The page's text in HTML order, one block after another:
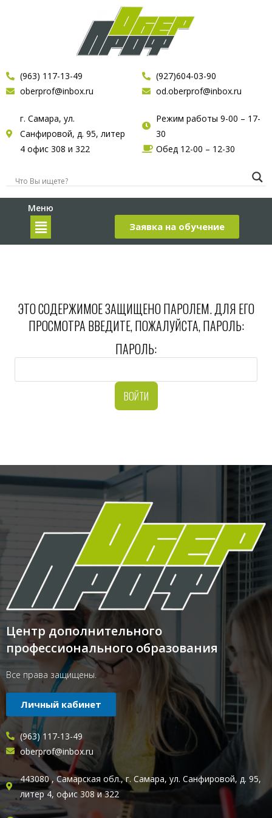
(963) 117-13-49
oberprof@inbox.ru
(927)604-03-90
od.oberprof@inbox.ru
г. Самара, ул.
Санфировой, д. 95, литер
4 офис 308 и 322
Режим работы 9-00 – 17-
30
Обед 12-00 – 12-30
Меню
Заявка на обучение
ЭТО СОДЕРЖИМОЕ ЗАЩИЩЕНО ПАРОЛЕМ. ДЛЯ ЕГО
ПРОСМОТРА ВВЕДИТЕ, ПОЖАЛУЙСТА, ПАРОЛЬ:
ПАРОЛЬ:
Центр дополнительного
профессионального образования
Все права защищены.
Личный кабинет
(963) 117-13-49
oberprof@inbox.ru
443080 , Самарская обл., г. Самара, ул. Санфировой, д. 95,
литер 4, офис 308 и 322